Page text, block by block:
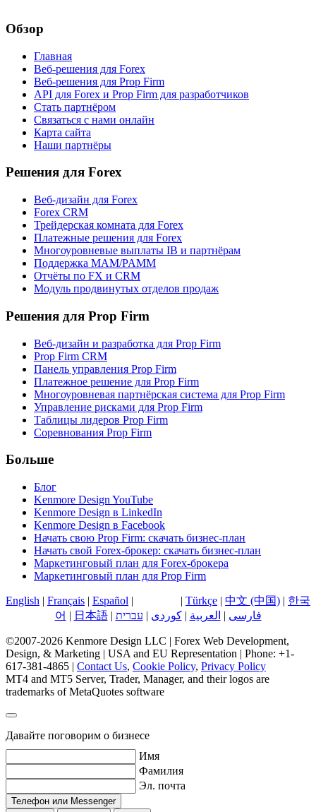
Обзор
Главная
Веб-решения для Forex
Веб-решения для Prop Firm
API для Forex и Prop Firm для разработчиков
Стать партнёром
Связаться с нами онлайн
Карта сайта
Наши партнёры
Решения для Forex
Веб-дизайн для Forex
Forex CRM
Трейдерская комната для Forex
Платежные решения для Forex
Многоуровневые выплаты IB и партнёрам
Поддержка MAM/PAMM
Отчёты по FX и CRM
Модуль продвинутых отделов продаж
Решения для Prop Firm
Веб-дизайн и разработка для Prop Firm
Prop Firm CRM
Панель управления Prop Firm
Платежное решение для Prop Firm
Многоуровневая партнёрская система для Prop Firm
Управление рисками для Prop Firm
Таблицы лидеров Prop Firm
Соревнования Prop Firm
Больше
Блог
Kenmore Design YouTube
Kenmore Design в LinkedIn
Kenmore Design в Facebook
Начать свою Prop Firm: скачать бизнес-план
Начать свой Forex-брокер: скачать бизнес-план
Маркетинговый план для Forex-брокера
Маркетинговый план для Prop Firm
English | Français | Español | | Türkçe | 中文 (中国) | 한국
어 | 日本語| עברית | کوردی| العربية | فارسی
©2007-2026 Kenmore Design LLC | Forex Web Development,
Design, & Marketing | USA and EU Representation | Phone: +1-
617-381-4865 | Contact Us, Cookie Policy, Privacy Policy
MT4 and MT5 Server, Trader, Manager, and their logos are
trademarks of MetaQuotes software
Давайте поговорим о бизнесе
Имя
Фамилия
Эл. почта
Телефон или Messenger